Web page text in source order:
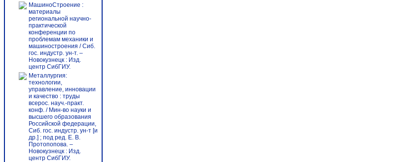
МашиноСтроение :
материалы
региональной научно-
практической
конференции по
проблемам механики и
машиностроения / Сиб.
гос. индустр. ун-т. –
Новокузнецк : Изд.
центр СибГИУ.
Металлургия:
технологии,
управление, инновации
и качество : труды
всерос. науч.-практ.
конф. / Мин-во науки и
высшего образования
Российской федерации,
Сиб. гос. индустр. ун-т [и
др.] ; под ред. Е. В.
Протопопова. –
Новокузнецк : Изд.
центр СибГИУ.